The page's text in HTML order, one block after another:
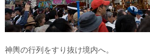
神輿の行列をすり抜け境内へ。